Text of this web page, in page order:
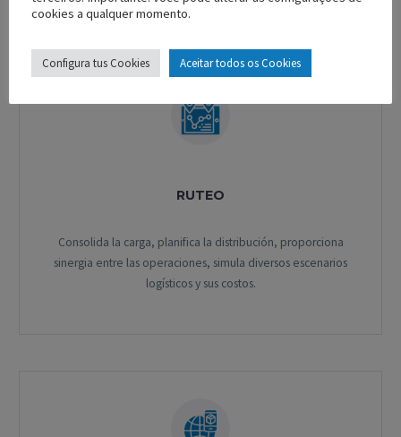
RUTEO
Consolida la carga, planifica la distribución, proporciona
sinergia entre las operaciones, simula diversos escenarios
logísticos y sus costos.
cookies a qualquer momento.
Configura tus Cookies Aceitar todos os Cookies